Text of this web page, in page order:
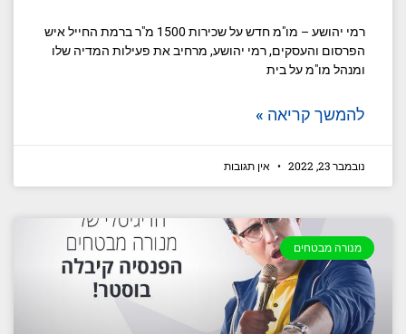
רמי יהושע – מו"מ חדש על שכירות 1500 מ"ר ברמת החייל איש
הפרסום והעסקים, רמי יהושע, מרחיב את פעילות המדיה שלו
ומנהל מו"מ על בית
להמשך קריאה »
נובמבר 23, 2022 אין תגובות
מנורה מבטחים